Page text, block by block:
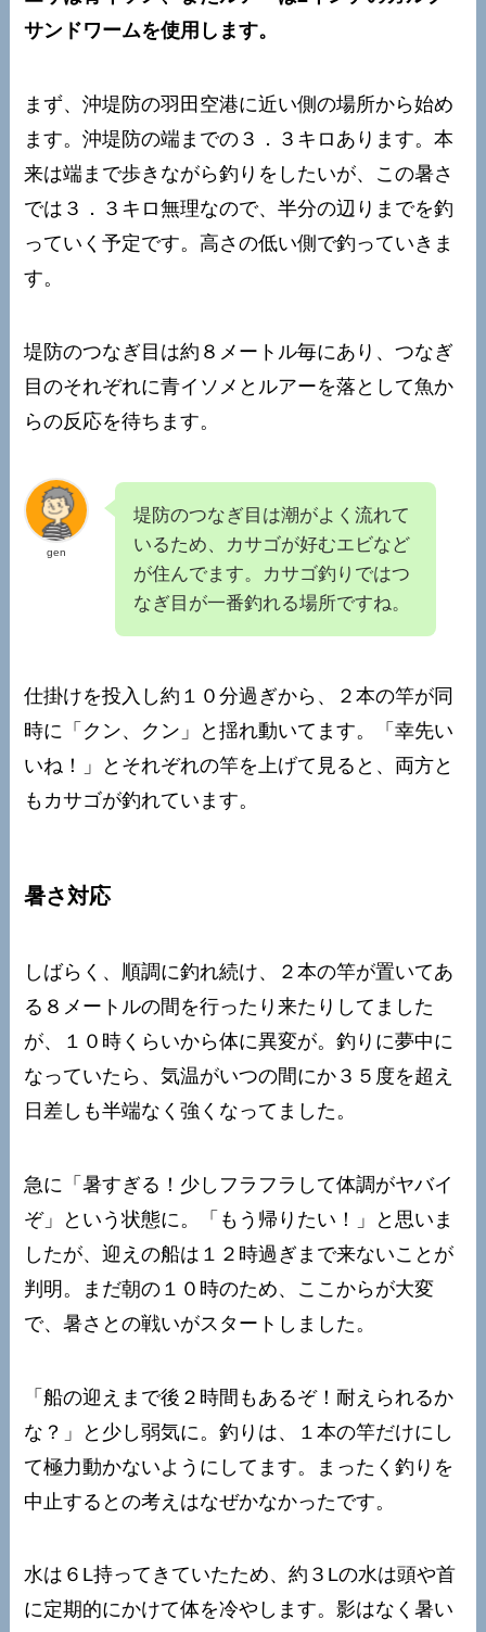
サンドワームを使用します。
まず、沖堤防の羽田空港に近い側の場所から始め
ます。沖堤防の端までの３．３キロあります。本
来は端まで歩きながら釣りをしたいが、この暑さ
では３．３キロ無理なので、半分の辺りまでを釣
っていく予定です。高さの低い側で釣っていきま
す。
堤防のつなぎ目は約８メートル毎にあり、つなぎ
目のそれぞれに青イソメとルアーを落として魚か
らの反応を待ちます。
gen
堤防のつなぎ目は潮がよく流れて
いるため、カサゴが好むエビなど
が住んでます。カサゴ釣りではつ
なぎ目が一番釣れる場所ですね。
仕掛けを投入し約１０分過ぎから、２本の竿が同
時に「クン、クン」と揺れ動いてます。「幸先い
いね！」とそれぞれの竿を上げて見ると、両方と
もカサゴが釣れています。
暑さ対応
しばらく、順調に釣れ続け、２本の竿が置いてあ
る８メートルの間を行ったり来たりしてました
が、１０時くらいから体に異変が。釣りに夢中に
なっていたら、気温がいつの間にか３５度を超え
日差しも半端なく強くなってました。
急に「暑すぎる！少しフラフラして体調がヤバイ
ぞ」という状態に。「もう帰りたい！」と思いま
したが、迎えの船は１２時過ぎまで来ないことが
判明。まだ朝の１０時のため、ここからが大変
で、暑さとの戦いがスタートしました。
「船の迎えまで後２時間もあるぞ！耐えられるか
な？」と少し弱気に。釣りは、１本の竿だけにし
て極力動かないようにしてます。まったく釣りを
中止するとの考えはなぜかなかったです。
水は６L持ってきていたため、約３Lの水は頭や首
に定期的にかけて体を冷やします。影はなく暑い